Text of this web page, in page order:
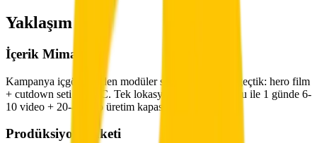
Yaklaşım
İçerik Mimarisi
Kampanya içgörüsünden modüler senaryo yapısına geçtik: hero film
+ cutdown seti + UGC. Tek lokasyon/çok set kurgusu ile 1 günde 6-
10 video + 20-40 foto üretim kapasitesi sağladık.
Prodüksiyon Paketi